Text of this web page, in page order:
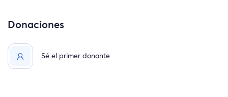
Donaciones
Sé el primer donante